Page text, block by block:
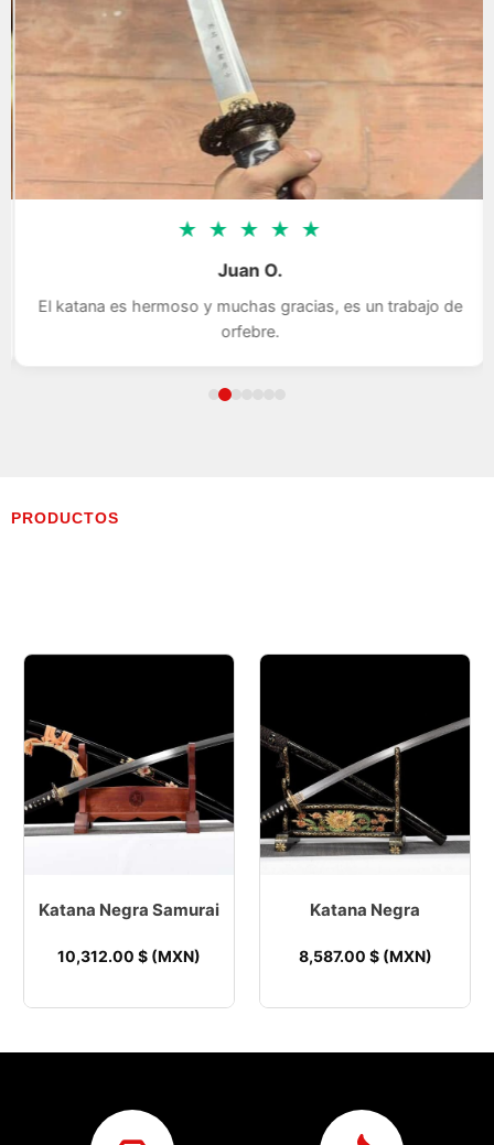
★ ★ ★ ★ ★
Juan O.
El katana es hermoso y muchas gracias, es un trabajo de
orfebre.
PRODUCTOS
Katana Negra Samurai
10,312.00 $ (MXN)
Katana Negra
8,587.00 $ (MXN)